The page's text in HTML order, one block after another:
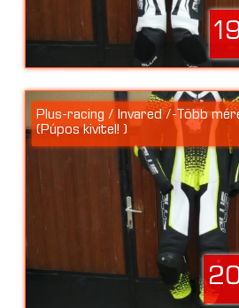
Plus-racing / Invared /-Több
(Púpos kivitel! )